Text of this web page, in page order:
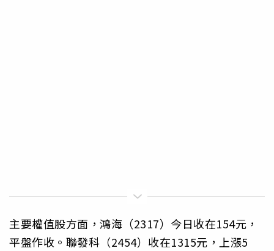
主要權值股方面，鴻海（2317）今日收在154元，
平盤作收。聯發科（2454）收在1315元，上漲5